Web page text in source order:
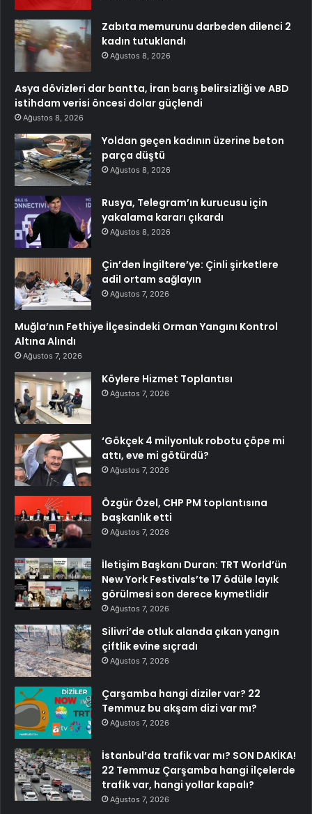
Zabıta memurunu darbeden dilenci 2
kadın tutuklandı
Ağustos 8, 2026
Asya dövizleri dar bantta, İran barış belirsizliği ve ABD
istihdam verisi öncesi dolar güçlendi
Ağustos 8, 2026
Yoldan geçen kadının üzerine beton
parça düştü
Ağustos 8, 2026
Rusya, Telegram’ın kurucusu için
yakalama kararı çıkardı
Ağustos 8, 2026
Çin’den İngiltere’ye: Çinli şirketlere
adil ortam sağlayın
Ağustos 7, 2026
Muğla’nın Fethiye İlçesindeki Orman Yangını Kontrol
Altına Alındı
Ağustos 7, 2026
Köylere Hizmet Toplantısı
Ağustos 7, 2026
‘Gökçek 4 milyonluk robotu çöpe mi
attı, eve mi götürdü?
Ağustos 7, 2026
Özgür Özel, CHP PM toplantısına
başkanlık etti
Ağustos 7, 2026
İletişim Başkanı Duran: TRT World’ün
New York Festivals’te 17 ödüle layık
görülmesi son derece kıymetlidir
Ağustos 7, 2026
Silivri’de otluk alanda çıkan yangın
çiftlik evine sıçradı
Ağustos 7, 2026
Çarşamba hangi diziler var? 22
Temmuz bu akşam dizi var mı?
Ağustos 7, 2026
İstanbul’da trafik var mı? SON DAKİKA!
22 Temmuz Çarşamba hangi ilçelerde
trafik var, hangi yollar kapalı?
Ağustos 7, 2026